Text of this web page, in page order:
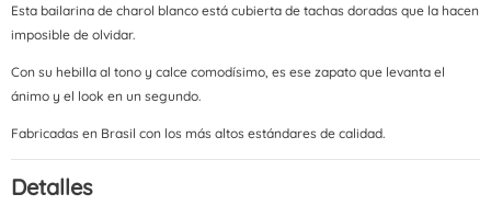
Esta bailarina de charol blanco está cubierta de tachas doradas que la hacen
imposible de olvidar.
Con su hebilla al tono y calce comodísimo, es ese zapato que levanta el
ánimo y el look en un segundo.
Fabricadas en Brasil con los más altos estándares de calidad.
Detalles